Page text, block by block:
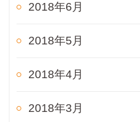
2018年6月
2018年5月
2018年4月
2018年3月